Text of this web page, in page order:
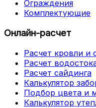
Ограждения
Комплектующие
Онлайн-расчет
Расчет кровли и
Расчет
Расчет сайдинга
Калькулятор
Подбор цвета и
Калькулятор